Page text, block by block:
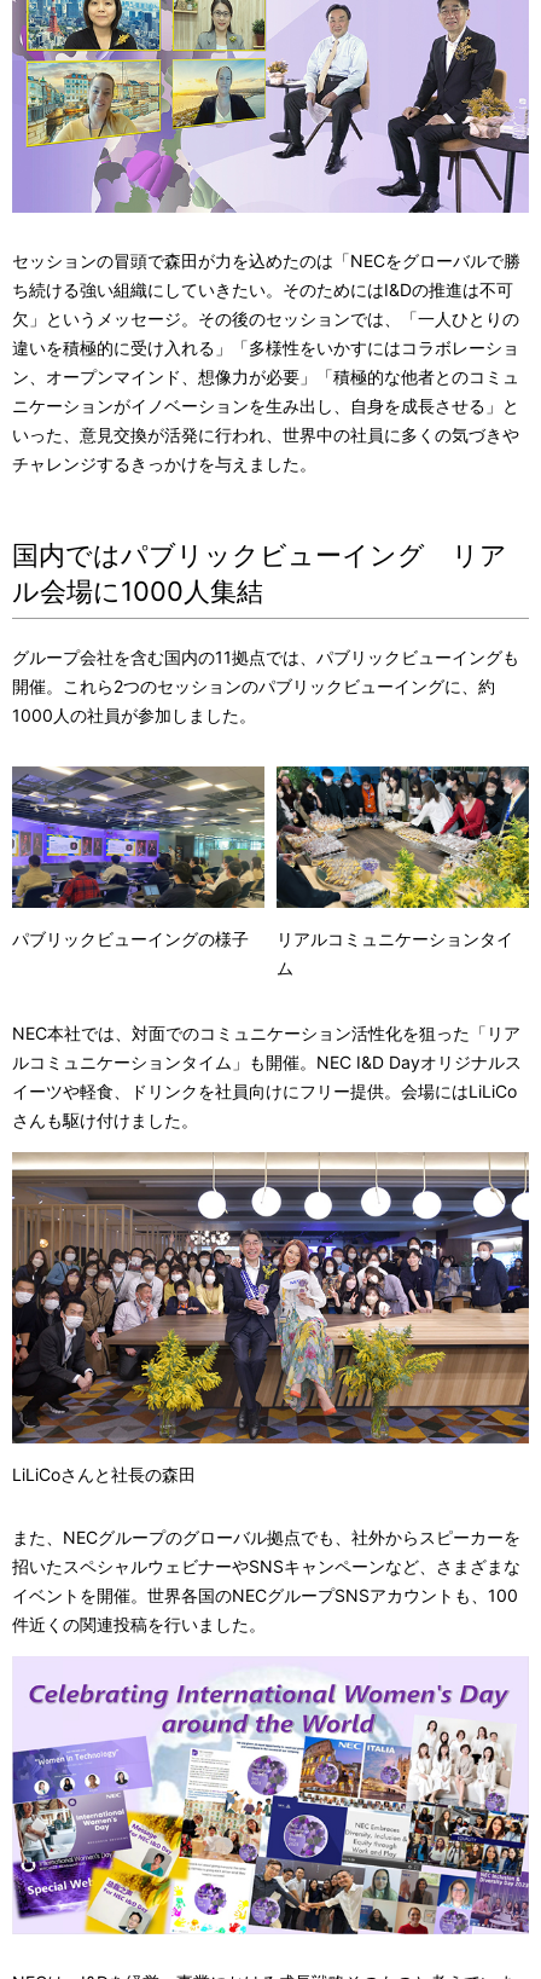
セッションの冒頭で森田が力を込めたのは「NECをグローバルで勝
ち続ける強い組織にしていきたい。そのためにはI&Dの推進は不可
欠」というメッセージ。その後のセッションでは、「一人ひとりの
違いを積極的に受け入れる」「多様性をいかすにはコラボレーショ
ン、オープンマインド、想像力が必要」「積極的な他者とのコミュ
ニケーションがイノベーションを生み出し、自身を成長させる」と
いった、意見交換が活発に行われ、世界中の社員に多くの気づきや
チャレンジするきっかけを与えました。
国内ではパブリックビューイング リア
ル会場に1000人集結
グループ会社を含む国内の11拠点では、パブリックビューイングも
開催。これら2つのセッションのパブリックビューイングに、約
1000人の社員が参加しました。
パブリックビューイングの様子
リアルコミュニケーションタイ
ム
NEC本社では、対面でのコミュニケーション活性化を狙った「リア
ルコミュニケーションタイム」も開催。NEC I&D Dayオリジナルス
イーツや軽食、ドリンクを社員向けにフリー提供。会場にはLiLiCo
さんも駆け付けました。
LiLiCoさんと社長の森田
また、NECグループのグローバル拠点でも、社外からスピーカーを
招いたスペシャルウェビナーやSNSキャンペーンなど、さまざまな
イベントを開催。世界各国のNECグループSNSアカウントも、100
件近くの関連投稿を行いました。